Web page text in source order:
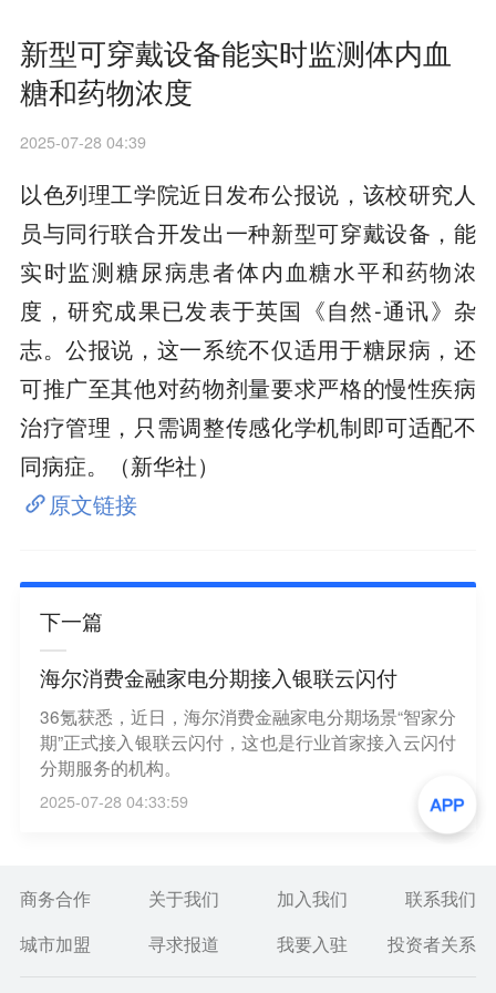
新型可穿戴设备能实时监测体内血
糖和药物浓度
2025-07-28 04:39
以色列理工学院近日发布公报说，该校研究人
员与同行联合开发出一种新型可穿戴设备，能
实时监测糖尿病患者体内血糖水平和药物浓
度，研究成果已发表于英国《自然-通讯》杂
志。公报说，这一系统不仅适用于糖尿病，还
可推广至其他对药物剂量要求严格的慢性疾病
治疗管理，只需调整传感化学机制即可适配不
同病症。（新华社）
原文链接
下一篇
海尔消费金融家电分期接入银联云闪付
36氪获悉，近日，海尔消费金融家电分期场景“智家分
期”正式接入银联云闪付，这也是行业首家接入云闪付
分期服务的机构。
2025-07-28 04:33:59
商务合作 关于我们 加入我们
联系我们
城市加盟
寻求报道 我要入驻 投资者关系